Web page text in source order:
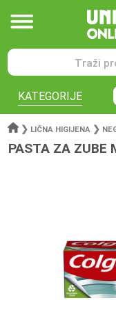
KATEGORIJE
❯ LIČNA HIGIJENA ❯
PASTA ZA ZUBE